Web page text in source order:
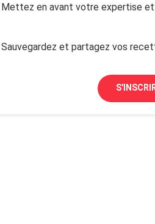
Mettez en avant votre expertise
Sauvegardez et partagez vos